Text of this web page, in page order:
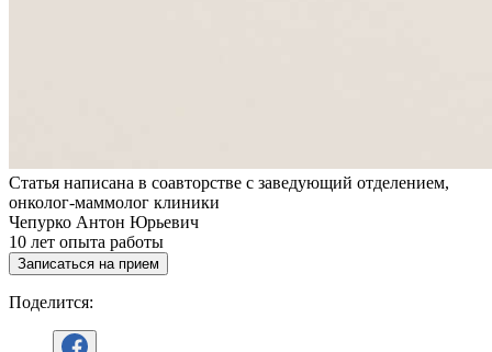
Статья написана в соавторстве с заведующий отделением,
онколог-маммолог клиники
Чепурко Антон Юрьевич
10 лет опыта работы
Записаться на прием
Поделится: